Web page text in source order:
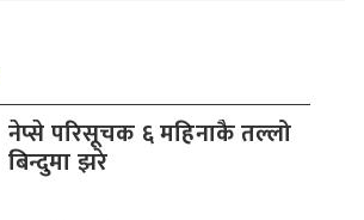
नेप्से परिसूचक ६ महिनाकै तल्लो
बिन्दुमा झरे